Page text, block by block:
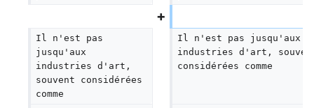
Il n'est pas
jusqu'aux
industries d'art,
souvent considérées
comme
Il n'est pas jusqu'aux
industries d'art,
considérées comme